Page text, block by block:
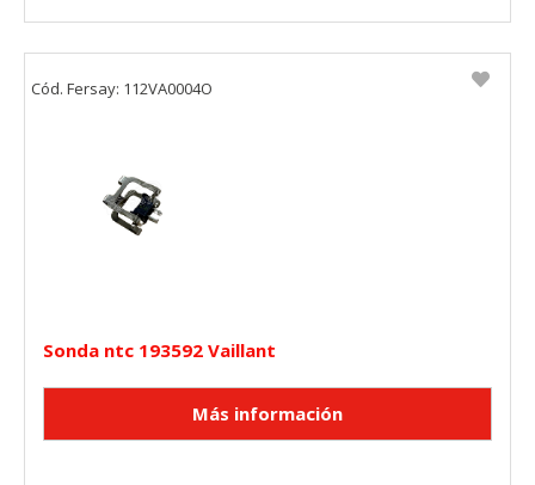
Sonda ntc 193592 Vaillant
Cód. Fersay: 112VA0004O